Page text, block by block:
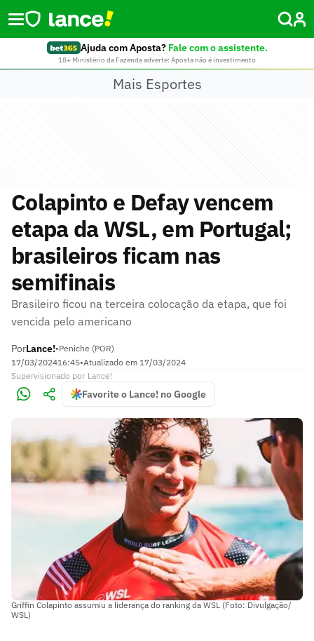
Ajuda com Aposta? Fale com o assistente.
18+ Ministério da Fazenda adverte: Aposta não é investimento
Mais Esportes
Colapinto e Defay vencem
etapa da WSL, em Portugal;
brasileiros ficam nas
semifinais
Brasileiro ficou na terceira colocação da etapa, que foi
vencida pelo americano
PorLance!•Peniche (POR)
17/03/202416:45•Atualizado em 17/03/2024
Supervisionado por Lance!
Favorite o Lance! no Google
Griffin Colapinto assumiu a liderança do ranking da WSL (Foto: Divulgação/
WSL)